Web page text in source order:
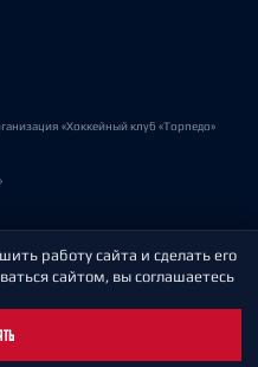
«Хоккейный клуб «Торпедо»
работу сайта и сделать его
сайтом, вы соглашаетесь